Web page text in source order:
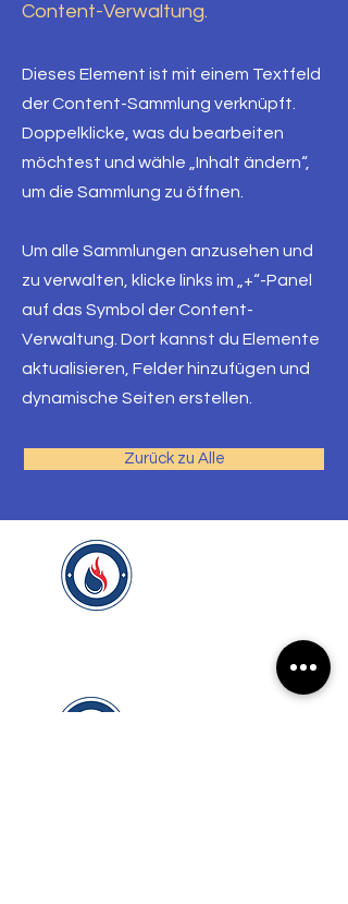
Content-Verwaltung.
Dieses Element ist mit einem Textfeld
der Content-Sammlung verknüpft.
Doppelklicke, was du bearbeiten
möchtest und wähle „Inhalt ändern“,
um die Sammlung zu öffnen.
Um alle Sammlungen anzusehen und
zu verwalten, klicke links im „+“-Panel
auf das Symbol der Content-
Verwaltung. Dort kannst du Elemente
aktualisieren, Felder hinzufügen und
dynamische Seiten erstellen.
Zurück zu Alle
für erstklassige Gebäudeinstallationen.